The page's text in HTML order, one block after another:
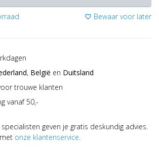
favorite_border Bewaar voor later
, België en Duitsland
trouwe klanten
vanaf 50,-
geven je gratis deskundig advies.
onze klantenservice.